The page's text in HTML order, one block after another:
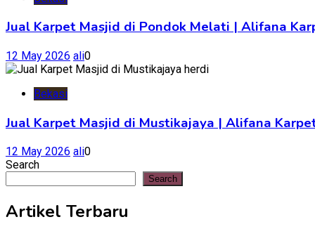
Jual Karpet Masjid di Pondok Melati | Alifana
12 May 2026 ali0
Bekasi
Jual Karpet Masjid di Mustikajaya | Alifana
12 May 2026 ali0
Search
Search
Artikel Terbaru